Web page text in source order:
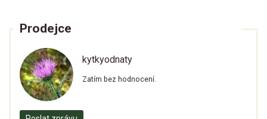
Prodejce
kytkyodnaty
Zatím bez hodnocení.